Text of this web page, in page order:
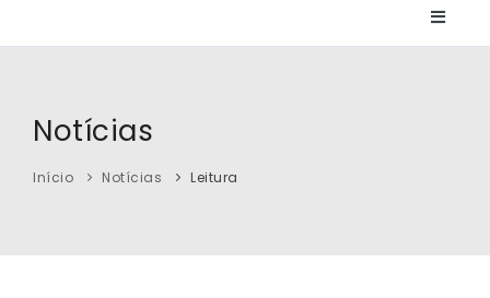
CONTATO
Notícias
Início Notícias Leitura